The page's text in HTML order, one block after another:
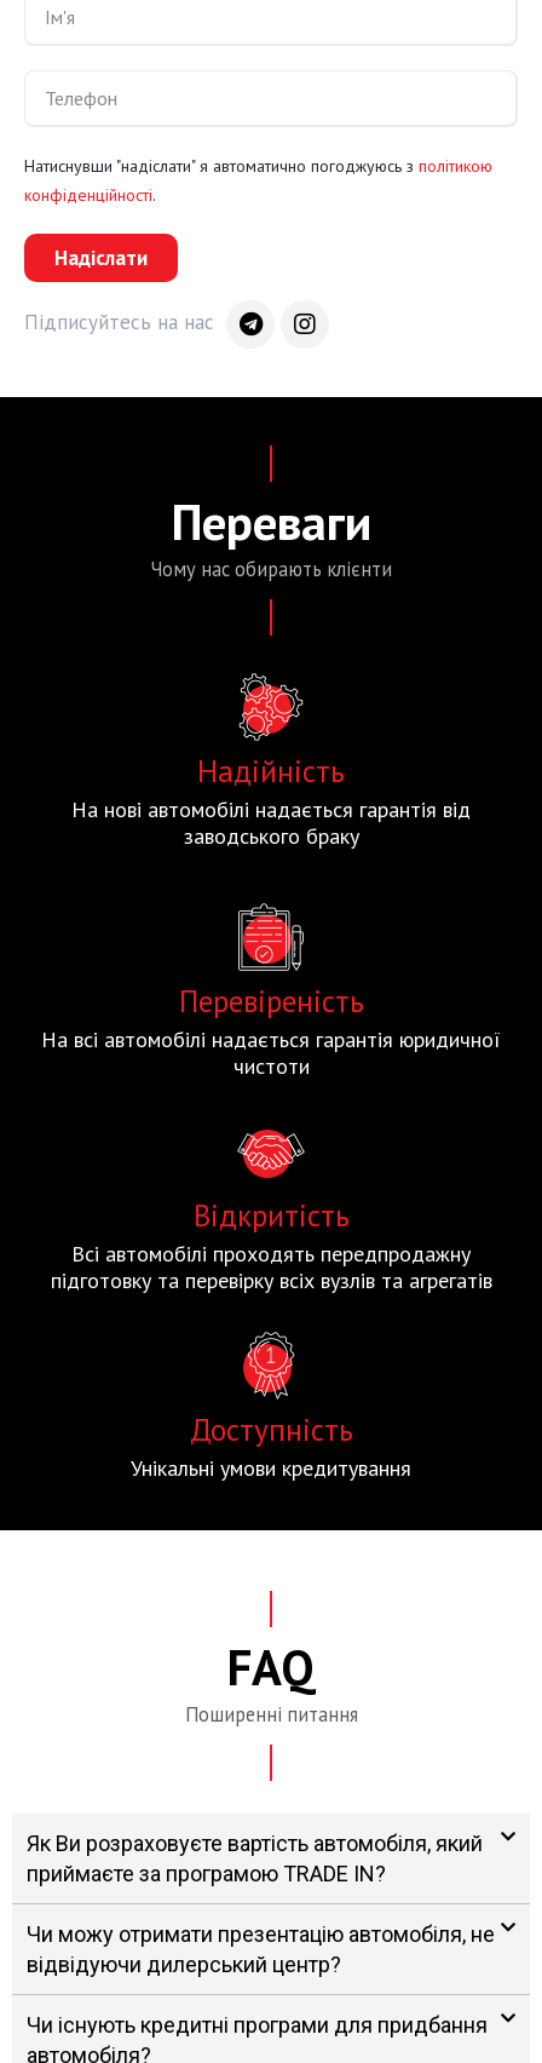
Натиснувши "надіслати" я автоматично погоджуюсь з політикою
конфіденційності.
Надіслати
Підписуйтесь на нас
Переваги
Чому насобирають клієнти
Надійність
На нові автомобілі надається гарантія від
заводського браку
Перевіреність
На всі автомобілі надається гарантія юридичної
чистоти
Відкритість
Всі автомобілі проходять передпродажну
підготовку та перевірку всіх вузлів та агрегатів
Доступність
Унікальні умови кредитування
FAQ
Поширенні питання
Як Ви розраховуєте вартість автомобіля, який
приймаєте за програмою TRADE IN?
Чи можу отримати презентацію автомобіля, не
відвідуючи дилерський центр?
Чи існують кредитні програми для придбання
автомобіля?